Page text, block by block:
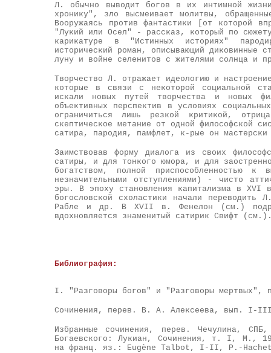
Л. обычно выводит богов в их интимной
хронику", зло высмеивает молитвы,
Вооружаясь против фантастики [от которой
"Лукий или Осел" - рассказ, который по
карикатуре в "Истинных историях"
исторический роман, описывающий диковинные
луну и войне селенитов с жителями солнца и
Творчество Л. отражает идеологию и
которые в связи с некоторой социальной
искали новых путей творчества и новых
объективных перспектив в условиях
ограничиться лишь резкой критикой,
скептическое метание от одной философской
сатира, пародия, памфлет, к-рые он
Заимствовав форму диалога из своих
сатиры, и для тонкого юмора, и для
богатством, полной
незначительными отступлениями) - чисто
эры. В эпоху становления капитализма в XVI
богословской схоластики начали
Рабле и др. В XVII в. Фенелон (см.)
вдохновляется знаменитый сатирик Свифт
Библиография:
I. "Разговоры богов" и "Разговоры мертвых",
Сочинения, перев. В. А. Алексеева, вып. I-
Избранные сочинения, перев. Чечулина,
Богаевского: Лукиан, Сочинения, т. I, М.,
на франц. яз.: Eugène Talbot, I-II, P.-